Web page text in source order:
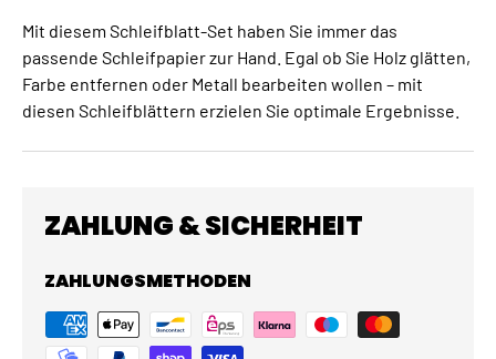
Mit diesem Schleifblatt-Set haben Sie immer das
passende Schleifpapier zur Hand. Egal ob Sie Holz glätten,
Farbe entfernen oder Metall bearbeiten wollen – mit
diesen Schleifblättern erzielen Sie optimale Ergebnisse.
ZAHLUNG & SICHERHEIT
ZAHLUNGSMETHODEN